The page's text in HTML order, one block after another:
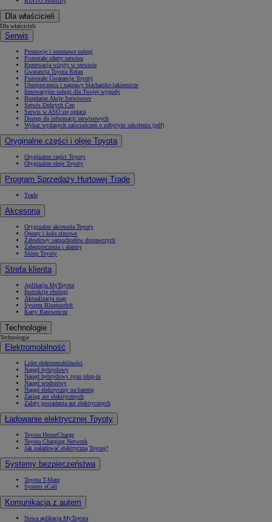
Dla właścicieli
Dla właścicieli
Serwis
Promocje i sezonowe usługi
Pozostałe oferty serwisu
Rezerwacja wizyty w serwisie
Gwarancja Toyota Relax
Pozostałe Gwarancje Toyoty
Ubezpieczenia i naprawy blacharsko-lakiernicze
Innowacyjne usługi dla Twojej wygody
Bezpłatne Akcje Serwisowe
Serwis Dobrych Cen
Serwis w ASO się opłaca
Dostęp do informacji serwisowych
Wykaz wydanych zaświadczeń o odbytym szkoleniu (pdf)
Oryginalne części i oleje Toyota
Oryginalne części Toyoty
Oryginalne oleje Toyoty
Program Sprzedaży Hurtowej Trade
Trade
Akcesoria
Oryginalne akcesoria Toyoty
Opony i koła zimowe
Zabudowy samochodów dostawczych
Zabezpieczenia i alarmy
Sklep Toyoty
Strefa klienta
Aplikacja MyToyota
Instrukcje obsługi
Aktualizacja map
System Bluetooth®
Karty Ratownicze
Technologie
Technologie
Elektromobilność
Lider elektromobilności
Napęd hybrydowy
Napęd hybrydowy typu plug-in
Napęd wodorowy
Napęd elektryczny na baterię
Zasięg aut elektrycznych
Zalety posiadania aut elektrycznych
Ładowanie elektrycznej Toyoty
Toyota HomeCharge
Toyota Charging Network
Jak naładować elektryczną Toyotę?
Systemy bezpieczeństwa
Toyota T-Mate
System eCall
Komunikacja z autem
Nowa aplikacja MyToyota